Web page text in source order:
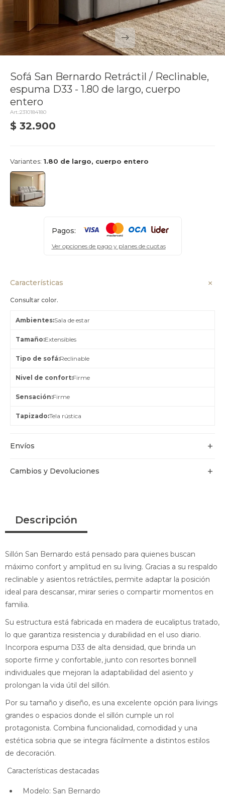
Sofá San Bernardo Retráctil / Reclinable,
espuma D33 - 1.80 de largo, cuerpo
entero
2310184180
$ 32.900
Variantes: 1.80 de largo, cuerpo entero
Pagos:
Ver opciones de pago y planes de cuotas
Características
Consultar color.
Ambientes Sala de estar
Tamaño Extensibles
Tipo de sofá Reclinable
Nivel de confort Firme
Sensación Firme
Tapizado Tela rústica
Envíos
Cambios y Devoluciones
Descripción
Sillón San Bernardo está pensado para quienes buscan
máximo confort y amplitud en su living. Gracias a su respaldo
reclinable y asientos retráctiles, permite adaptar la posición
ideal para descansar, mirar series o compartir momentos en
familia.
Su estructura está fabricada en madera de eucaliptus tratado,
lo que garantiza resistencia y durabilidad en el uso diario.
Incorpora espuma D33 de alta densidad, que brinda un
soporte firme y confortable, junto con resortes bonnell
individuales que mejoran la adaptabilidad del asiento y
prolongan la vida útil del sillón.
Por su tamaño y diseño, es una excelente opción para livings
grandes o espacios donde el sillón cumple un rol
protagonista. Combina funcionalidad, comodidad y una
estética sobria que se integra fácilmente a distintos estilos
de decoración.
Características destacadas
Modelo: San Bernardo